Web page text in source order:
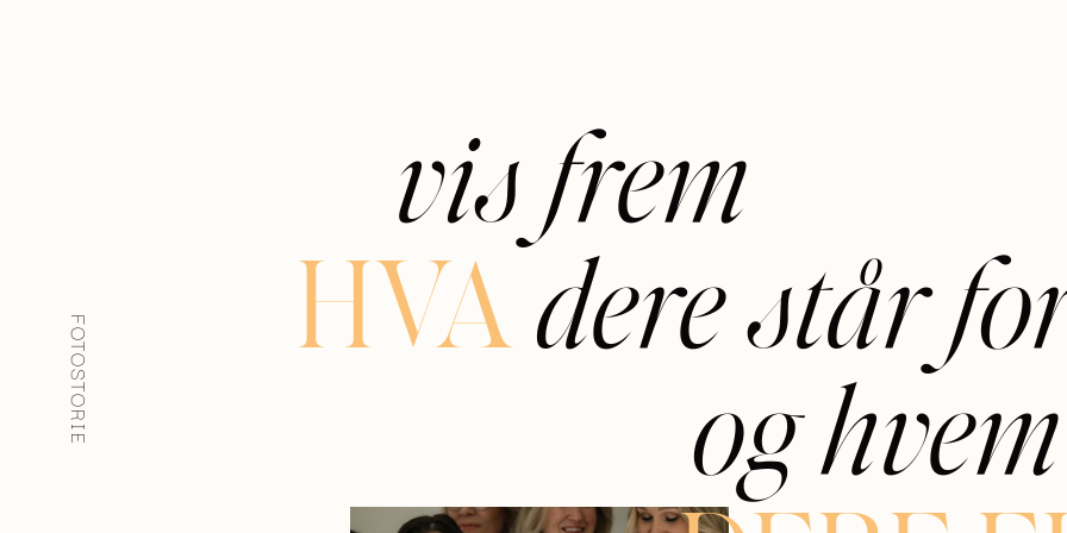
FOTOSTORIE
vis frem
HVA dere står
og hvem